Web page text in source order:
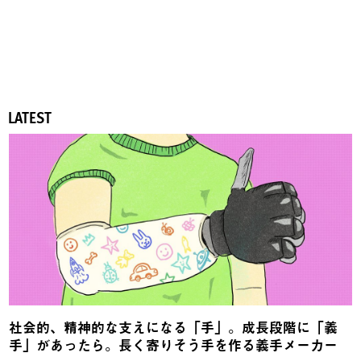
LATEST
社会的、精神的な支えになる「手」。成長段階に「義
手」があったら。長く寄りそう手を作る義手メーカー